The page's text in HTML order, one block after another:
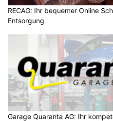
RECAG: Ihr bequemer Online
Entsorgung
Garage Quaranta AG: Ihr